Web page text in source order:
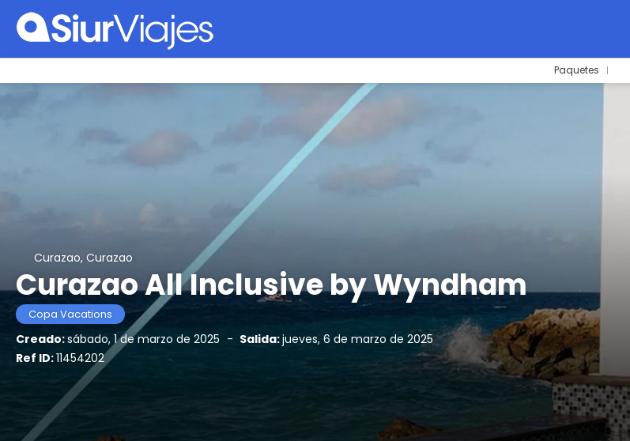
Paquetes
Curazao, Curazao
Curazao All Inclusive by Wyndham
Copa Vacations
Creado:sábado, 1 de marzo de 2025 - Salida:jueves, 6 de marzo de 2025
Ref ID:11454202